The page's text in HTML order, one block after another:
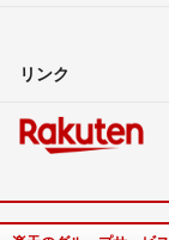
リンク